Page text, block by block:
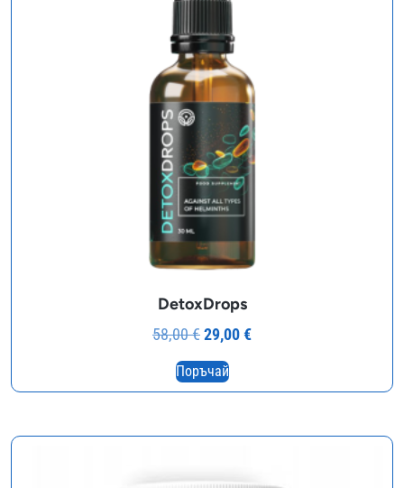
DetoxDrops
58,00€Original
price
was:
29,00€Текущата
Поръчай